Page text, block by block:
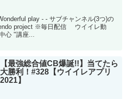
play - - サブチャンネル(3つ)の
project ※毎日配信 ウイイレ動
心 "講座...
【最強総合値CB爆誕!!】当てたら
大勝利！#328【ウイイレアプリ
2021】